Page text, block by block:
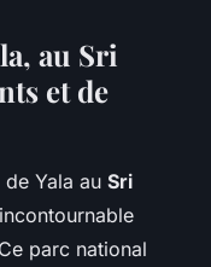
au Sri
et de
Yala au Sri
parc national